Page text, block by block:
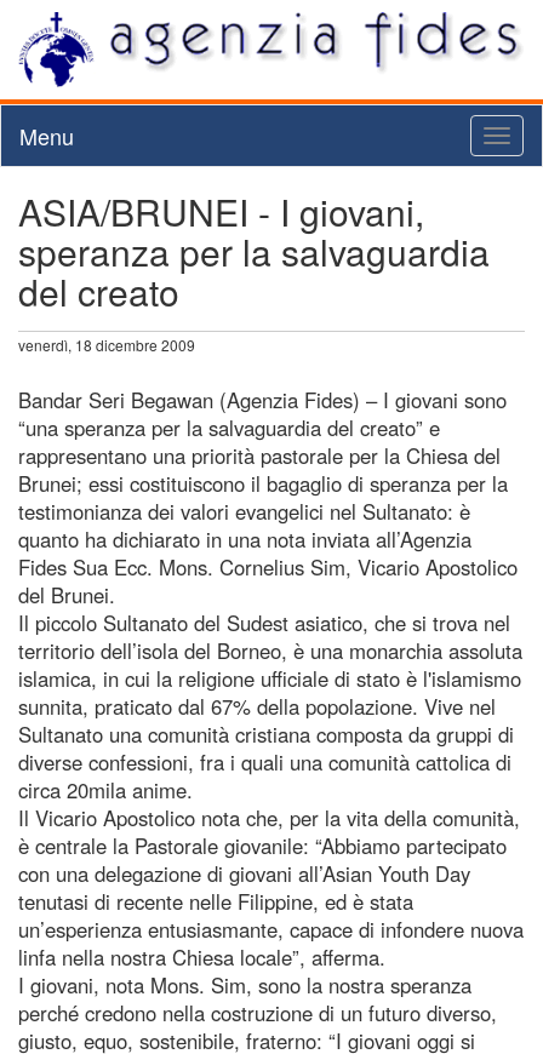
Menu
ASIA/BRUNEI - I giovani,
speranza per la salvaguardia
del creato
venerdì, 18 dicembre 2009
Bandar Seri Begawan (Agenzia Fides) – I giovani sono
“una speranza per la salvaguardia del creato” e
rappresentano una priorità pastorale per la Chiesa del
Brunei; essi costituiscono il bagaglio di speranza per la
testimonianza dei valori evangelici nel Sultanato: è
quanto ha dichiarato in una nota inviata all’Agenzia
Fides Sua Ecc. Mons. Cornelius Sim, Vicario Apostolico
del Brunei.
Il piccolo Sultanato del Sudest asiatico, che si trova nel
territorio dell’isola del Borneo, è una monarchia assoluta
islamica, in cui la religione ufficiale di stato è l'islamismo
sunnita, praticato dal 67% della popolazione. Vive nel
Sultanato una comunità cristiana composta da gruppi di
diverse confessioni, fra i quali una comunità cattolica di
circa 20mila anime.
Il Vicario Apostolico nota che, per la vita della comunità,
è centrale la Pastorale giovanile: “Abbiamo partecipato
con una delegazione di giovani all’Asian Youth Day
tenutasi di recente nelle Filippine, ed è stata
un’esperienza entusiasmante, capace di infondere nuova
linfa nella nostra Chiesa locale”, afferma.
I giovani, nota Mons. Sim, sono la nostra speranza
perché credono nella costruzione di un futuro diverso,
giusto, equo, sostenibile, fraterno: “I giovani oggi si